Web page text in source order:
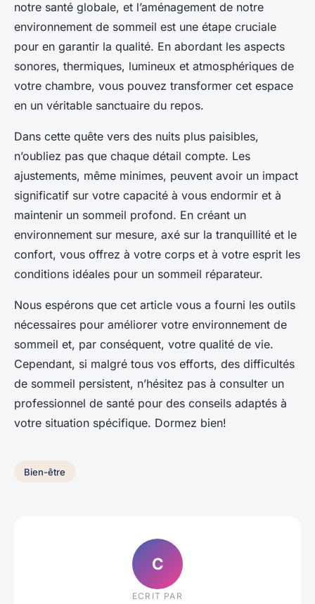
notre santé globale, et l’aménagement de notre
environnement de sommeil est une étape cruciale
pour en garantir la qualité. En abordant les aspects
sonores, thermiques, lumineux et atmosphériques de
votre chambre, vous pouvez transformer cet espace
en un véritable sanctuaire du repos.
Dans cette quête vers des nuits plus paisibles,
n’oubliez pas que chaque détail compte. Les
ajustements, même minimes, peuvent avoir un impact
significatif sur votre capacité à vous endormir et à
maintenir un sommeil profond. En créant un
environnement sur mesure, axé sur la tranquillité et le
confort, vous offrez à votre corps et à votre esprit les
conditions idéales pour un sommeil réparateur.
Nous espérons que cet article vous a fourni les outils
nécessaires pour améliorer votre environnement de
sommeil et, par conséquent, votre qualité de vie.
Cependant, si malgré tous vos efforts, des difficultés
de sommeil persistent, n’hésitez pas à consulter un
professionnel de santé pour des conseils adaptés à
votre situation spécifique. Dormez bien!
Bien-être
C
ECRIT PAR